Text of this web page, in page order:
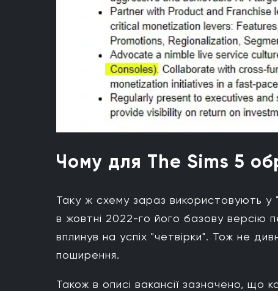
Чому для The Sims 5
Таку ж схему зараз використовують у
в жовтні 2022-го його базову версію
вплинув на успіх "четвірки". Тож не
поширення.
Також в описі вакансії зазначено, що